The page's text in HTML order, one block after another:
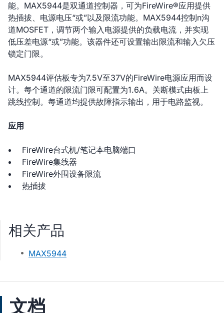
能。MAX5944是双通道控制器，可为FireWire®应用提供
热插拔、电源电压“或”以及限流功能。MAX5944控制n沟
道MOSFET，调节两个输入电源提供的负载电流，并实现
低压差电源“或”功能。该器件还可设置输出限流和输入欠压
锁定门限。
MAX5944评估板专为7.5V至37V的FireWire电源应用而设
计。每个通道的限流门限可配置为1.6A。关断模式由板上
跳线控制。每通道均提供故障指示输出，用于电路监视。
应用
FireWire台式机/笔记本电脑端口
FireWire集线器
FireWire外围设备限流
热插拔
相关产品
MAX5944
文档